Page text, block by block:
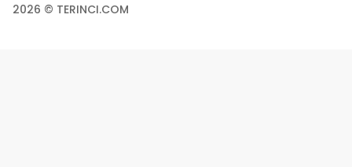
2026 © TERINCI.COM